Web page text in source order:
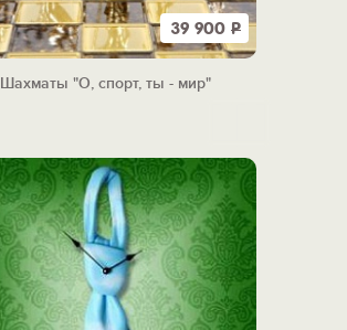
39 900 Р
Шахматы "О, спорт, ты - мир"